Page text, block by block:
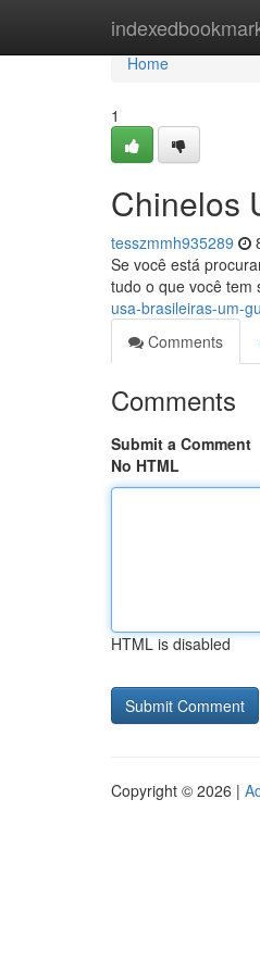
Home
Home
1
Chinelos
tesszmmh935289
Se você está
tudo o que você tem
usa-brasileiras-um-
Comments
Comments
Submit a Comment
No HTML
HTML is disabled
Copyright © 2026 |